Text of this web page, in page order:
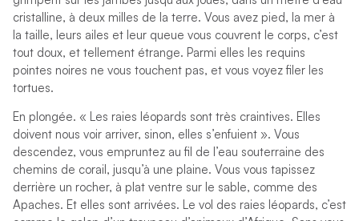
cristalline, à deux milles de la terre. Vous avez pied, la mer à
la taille, leurs ailes et leur queue vous couvrent le corps, c’est
tout doux, et tellement étrange. Parmi elles les requins
pointes noires ne vous touchent pas, et vous voyez filer les
tortues.
En plongée. « Les raies léopards sont très craintives. Elles
doivent nous voir arriver, sinon, elles s’enfuient ». Vous
descendez, vous empruntez au fil de l’eau souterraine des
chemins de corail, jusqu’à une plaine. Vous vous tapissez
derrière un rocher, à plat ventre sur le sable, comme des
Apaches. Et elles sont arrivées. Le vol des raies léopards, c’est